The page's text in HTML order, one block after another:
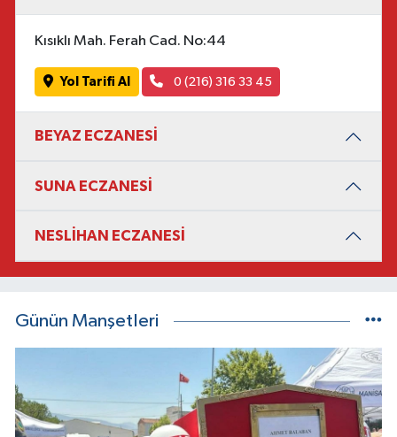
Kısıklı Mah. Ferah Cad. No:44
Yol Tarifi Al 0 (216) 316 33 45
BEYAZ ECZANESİ
SUNA ECZANESİ
NESLİHAN ECZANESİ
Günün Manşetleri